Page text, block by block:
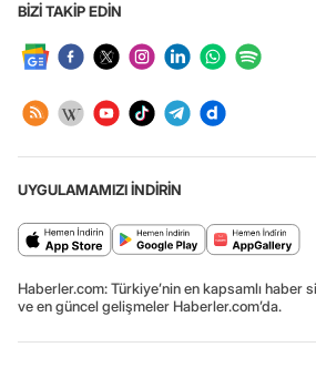
BİZİ TAKİP EDİN
UYGULAMAMIZI İNDİRİN
Haberler.com: Türkiye’nin en kapsamlı haber
ve en güncel gelişmeler Haberler.com’da.